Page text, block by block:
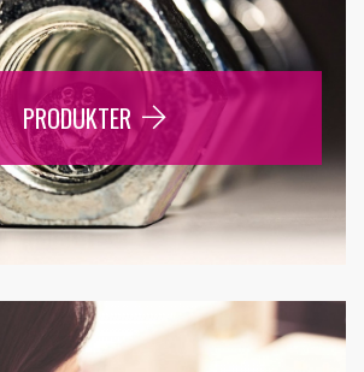
PRODUKTER